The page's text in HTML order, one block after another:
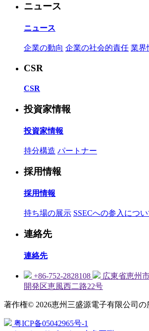
ニュース
ニュース
企業の動向 企業の社会的責任 業界
CSR
CSR
投資家情報
投資家情報
持分構造 パートナー
採用情報
採用情報
持ち場の展示 SSECへの参入につい
連絡先
連絡先
+86-752-2828108
広東省恵州
開発区恵風西二路22号
著作権© 2026恵州三盛源電子有限公司の
粤ICP备05042965号-1